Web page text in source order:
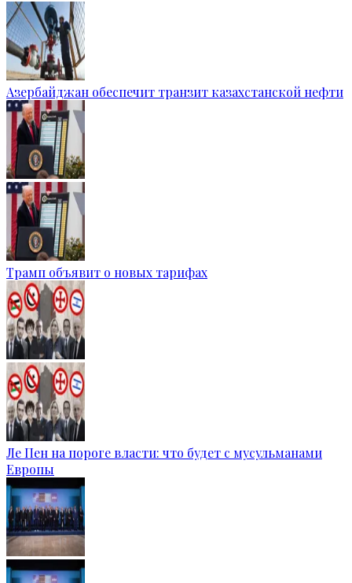
Азербайджан обеспечит транзит казахстанской нефти
Трамп объявит о новых тарифах
Ле Пен на пороге власти: что будет с мусульманами
Европы